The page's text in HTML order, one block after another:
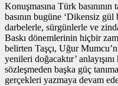
Konuşmasına Türk
basının bugüne ‘Dikensiz
darbelerle, sürgünlerle ve
Baskı dönemlerinin hiçbir
belirten Taşçı, Uğur
yenileri doğacaktır’
sözleşmeden başka güç
gerçekleri yazmaya devam